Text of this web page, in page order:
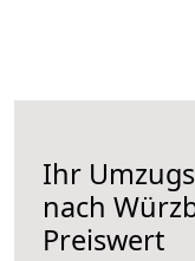
Ihr
nach
Preiswert